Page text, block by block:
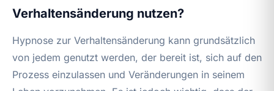
Verhaltensänderung nutzen?
Hypnose zur Verhaltensänderung kann grundsätzlich
von jedem genutzt werden, der bereit ist, sich auf den
Prozess einzulassen und Veränderungen in seinem